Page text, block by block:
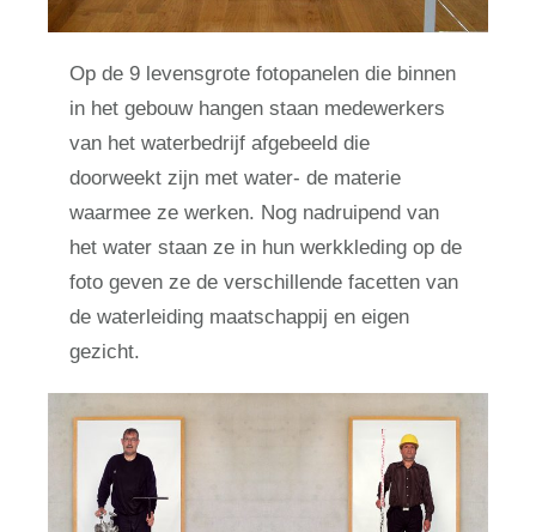
Op de 9 levensgrote fotopanelen die binnen
in het gebouw hangen staan medewerkers
van het waterbedrijf afgebeeld die
doorweekt zijn met water- de materie
waarmee ze werken. Nog nadruipend van
het water staan ze in hun werkkleding op de
foto geven ze de verschillende facetten van
de waterleiding maatschappij en eigen
gezicht.